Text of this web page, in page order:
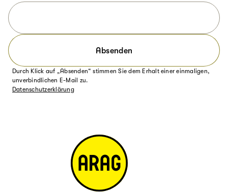
Absenden
Durch Klick auf „Absenden“ stimmen Sie dem Erhalt einer einmaligen,
unverbindlichen E-Mail zu.
Datenschutzerklärung